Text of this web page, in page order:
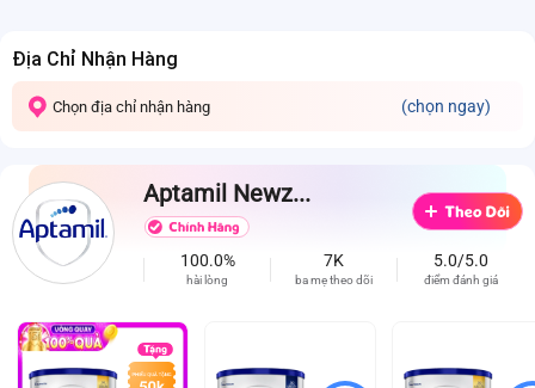
Địa Chỉ Nhận Hàng
Chọn địa chỉ nhận hàng (chọn ngay)
Aptamil Newz...
100.0%
hài lòng
7K
ba mẹ theo dõi
5.0/5.0
điểm đánh giá